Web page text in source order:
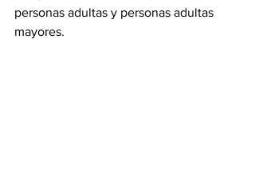
personas adultas y personas adultas
mayores.